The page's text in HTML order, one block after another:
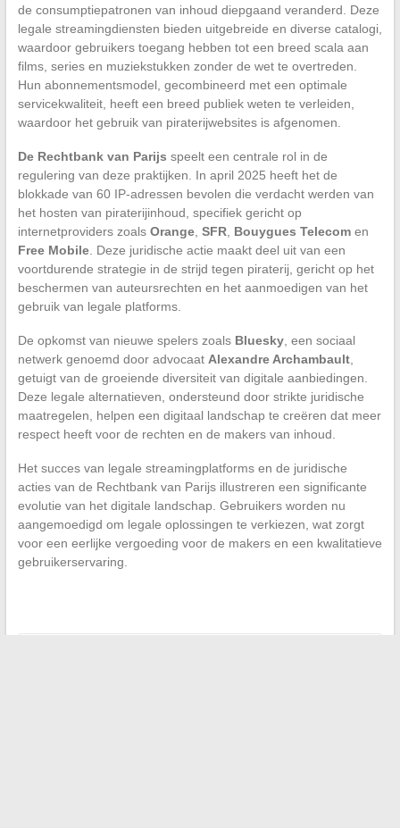
de consumptiepatronen van inhoud diepgaand veranderd. Deze
legale streamingdiensten bieden uitgebreide en diverse catalogi,
waardoor gebruikers toegang hebben tot een breed scala aan
films, series en muziekstukken zonder de wet te overtreden.
Hun abonnementsmodel, gecombineerd met een optimale
servicekwaliteit, heeft een breed publiek weten te verleiden,
waardoor het gebruik van piraterijwebsites is afgenomen.
De Rechtbank van Parijs speelt een centrale rol in de
regulering van deze praktijken. In april 2025 heeft het de
blokkade van 60 IP-adressen bevolen die verdacht werden van
het hosten van piraterijinhoud, specifiek gericht op
internetproviders zoals Orange, SFR, Bouygues Telecomen
Free Mobile. Deze juridische actie maakt deel uit van een
voortdurende strategie in de strijd tegen piraterij, gericht op het
beschermen van auteursrechten en het aanmoedigen van het
gebruik van legale platforms.
De opkomst van nieuwe spelers zoals Bluesky, een sociaal
netwerk genoemd door advocaat Alexandre Archambault,
getuigt van de groeiende diversiteit van digitale aanbiedingen.
Deze legale alternatieven, ondersteund door strikte juridische
maatregelen, helpen een digitaal landschap te creëren dat meer
respect heeft voor de rechten en de makers van inhoud.
Het succes van legale streamingplatforms en de juridische
acties van de Rechtbank van Parijs illustreren een significante
evolutie van het digitale landschap. Gebruikers worden nu
aangemoedigd om legale oplossingen te verkiezen, wat zorgt
voor een eerlijke vergoeding voor de makers en een kwalitatieve
gebruikerservaring.